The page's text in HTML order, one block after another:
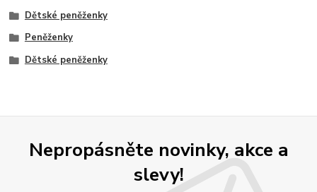
Dětské peněženky
Peněženky
Dětské peněženky
Nepropásněte novinky, akce a
slevy!